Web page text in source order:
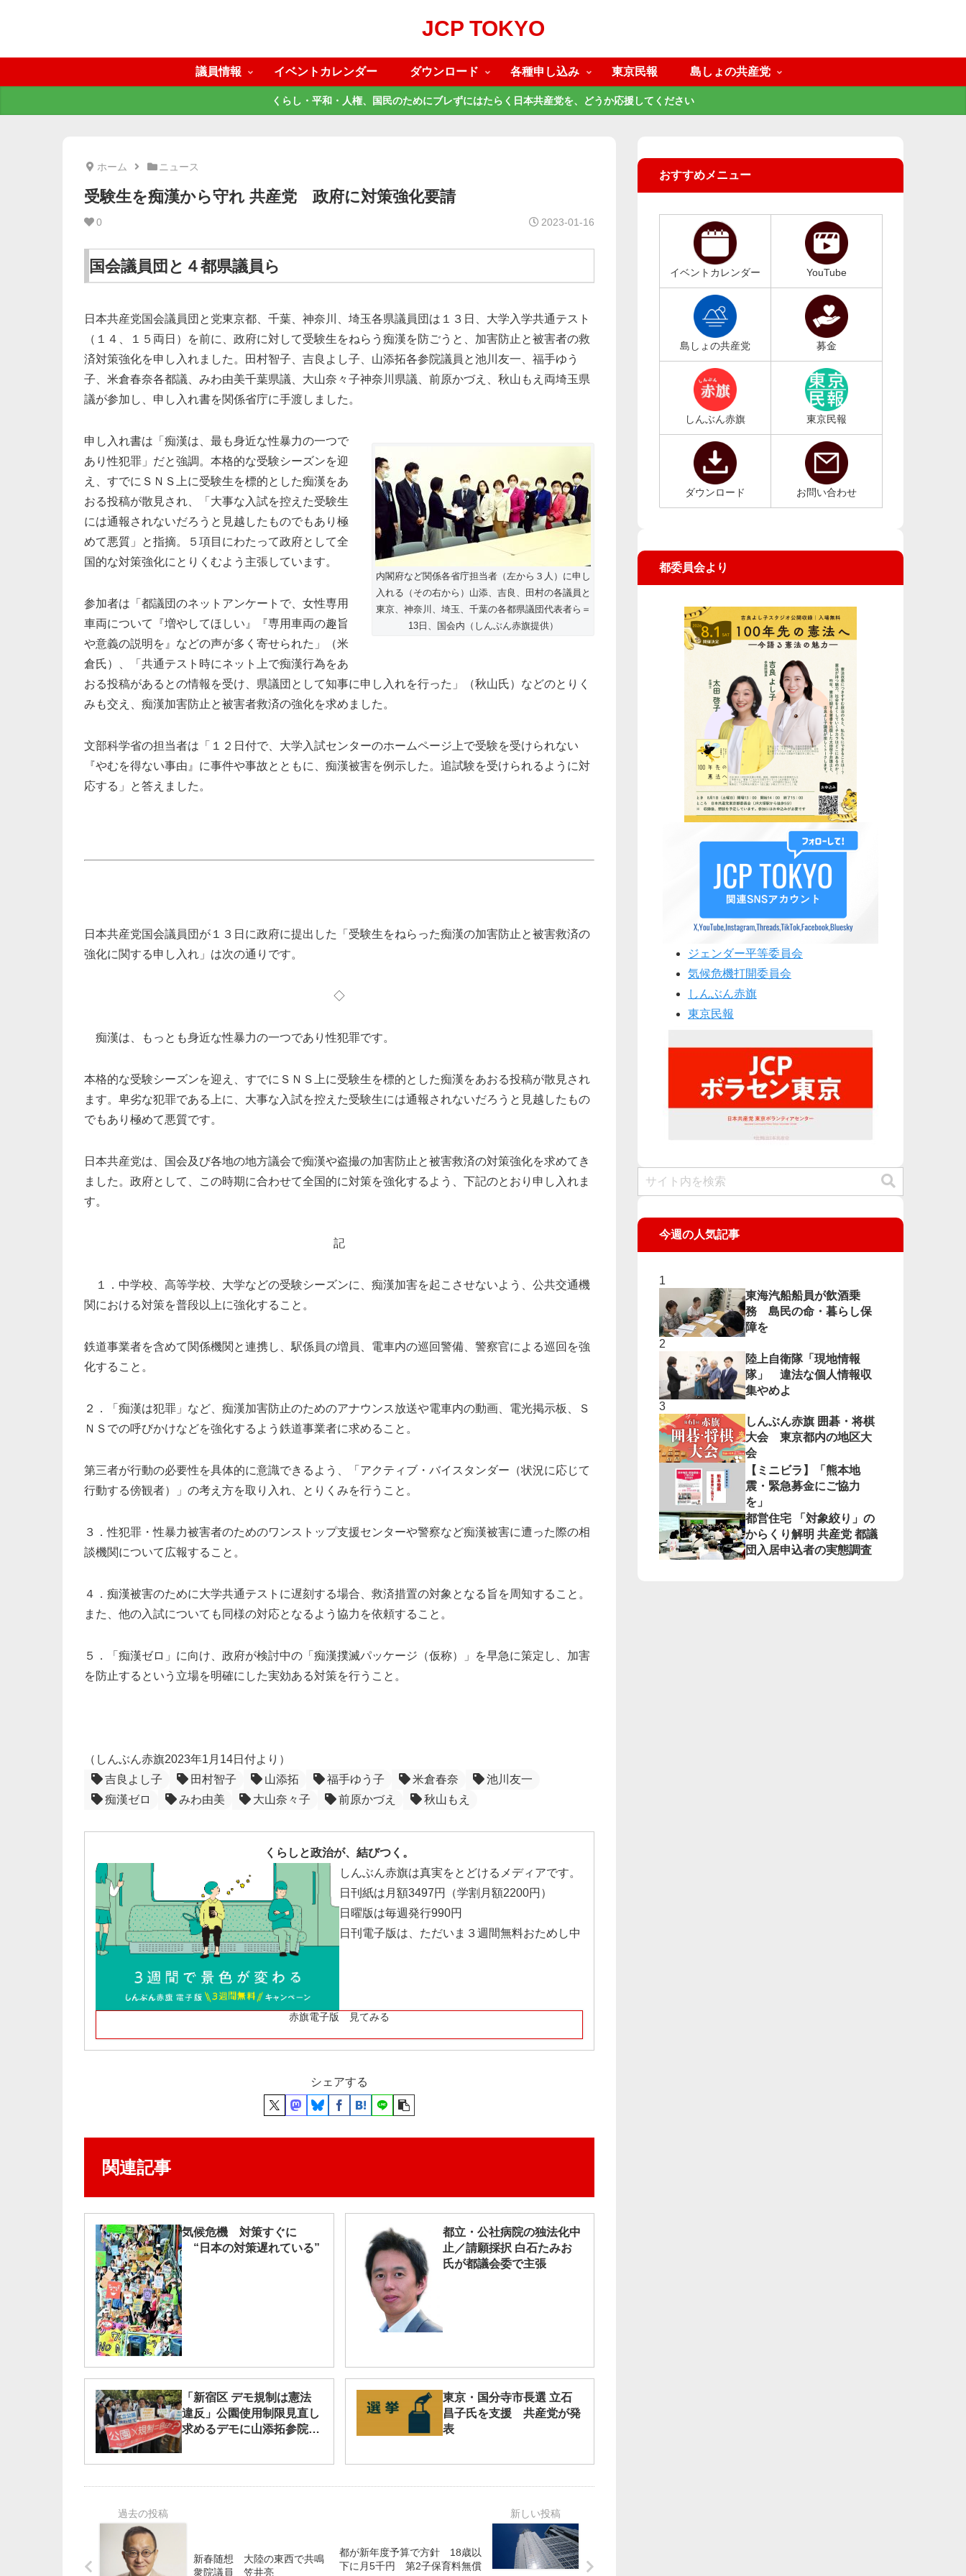
JCP TOKYO
議員情報 イベントカレンダー ダウンロード 各種申し込み 東京民報 島しょの共産党
くらし・平和・人権、国民のためにブレずにはたらく日本共産党を、どうか応援してください
ホーム ニュース
受験生を痴漢から守れ 共産党 政府に対策強化要請
0 2023-01-16
国会議員団と４都県議員ら
日本共産党国会議員団と党東京都、千葉、神奈川、埼玉各県議員団は１３日、大学入学共通テスト
（１４、１５両日）を前に、政府に対して受験生をねらう痴漢を防ごうと、加害防止と被害者の救
済対策強化を申し入れました。田村智子、吉良よし子、山添拓各参院議員と池川友一、福手ゆう
子、米倉春奈各都議、みわ由美千葉県議、大山奈々子神奈川県議、前原かづえ、秋山もえ両埼玉県
議が参加し、申し入れ書を関係省庁に手渡しました。
内閣府など関係各省庁担当者（左から３人）に申し
入れる（その右から）山添、吉良、田村の各議員と
東京、神奈川、埼玉、千葉の各都県議団代表者ら＝
13日、国会内（しんぶん赤旗提供）
申し入れ書は「痴漢は、最も身近な性暴力の一つで
あり性犯罪」だと強調。本格的な受験シーズンを迎
え、すでにＳＮＳ上に受験生を標的とした痴漢をあ
おる投稿が散見され、「大事な入試を控えた受験生
には通報されないだろうと見越したものでもあり極
めて悪質」と指摘。５項目にわたって政府として全
国的な対策強化にとりくむよう主張しています。
参加者は「都議団のネットアンケートで、女性専用
車両について『増やしてほしい』『専用車両の趣旨
や意義の説明を』などの声が多く寄せられた」（米
倉氏）、「共通テスト時にネット上で痴漢行為をあ
おる投稿があるとの情報を受け、県議団として知事に申し入れを行った」（秋山氏）などのとりく
みも交え、痴漢加害防止と被害者救済の強化を求めました。
文部科学省の担当者は「１２日付で、大学入試センターのホームページ上で受験を受けられない
『やむを得ない事由』に事件や事故とともに、痴漢被害を例示した。追試験を受けられるように対
応する」と答えました。
日本共産党国会議員団が１３日に政府に提出した「受験生をねらった痴漢の加害防止と被害救済の
強化に関する申し入れ」は次の通りです。
◇
痴漢は、もっとも身近な性暴力の一つであり性犯罪です。
本格的な受験シーズンを迎え、すでにＳＮＳ上に受験生を標的とした痴漢をあおる投稿が散見され
ます。卑劣な犯罪である上に、大事な入試を控えた受験生には通報されないだろうと見越したもの
でもあり極めて悪質です。
日本共産党は、国会及び各地の地方議会で痴漢や盗撮の加害防止と被害救済の対策強化を求めてき
ました。政府として、この時期に合わせて全国的に対策を強化するよう、下記のとおり申し入れま
す。
記
１．中学校、高等学校、大学などの受験シーズンに、痴漢加害を起こさせないよう、公共交通機
関における対策を普段以上に強化すること。
鉄道事業者を含めて関係機関と連携し、駅係員の増員、電車内の巡回警備、警察官による巡回を強
化すること。
２．「痴漢は犯罪」など、痴漢加害防止のためのアナウンス放送や電車内の動画、電光掲示板、Ｓ
ＮＳでの呼びかけなどを強化するよう鉄道事業者に求めること。
第三者が行動の必要性を具体的に意識できるよう、「アクティブ・バイスタンダー（状況に応じて
行動する傍観者）」の考え方を取り入れ、とりくみを行うこと。
３．性犯罪・性暴力被害者のためのワンストップ支援センターや警察など痴漢被害に遭った際の相
談機関について広報すること。
４．痴漢被害のために大学共通テストに遅刻する場合、救済措置の対象となる旨を周知すること。
また、他の入試についても同様の対応となるよう協力を依頼すること。
５．「痴漢ゼロ」に向け、政府が検討中の「痴漢撲滅パッケージ（仮称）」を早急に策定し、加害
を防止するという立場を明確にした実効ある対策を行うこと。
（しんぶん赤旗2023年1月14日付より）
吉良よし子
田村智子 山添拓 福手ゆう子 米倉春奈
池川友一
痴漢ゼロ
みわ由美 大山奈々子 前原かづえ 秋山もえ
くらしと政治が、結びつく。
しんぶん赤旗は真実をとどけるメディアです。
日刊紙は月額3497円（学割月額2200円）
日曜版は毎週発行990円
日刊電子版は、ただいま３週間無料おためし中
赤旗電子版 見てみる
シェアする
関連記事
気候危機 対策すぐに
“日本の対策遅れている”
都立・公社病院の独法化中
止／請願採択 白石たみお
氏が都議会委で主張
「新宿区 デモ規制は憲法
違反」公園使用制限見直し
求めるデモに山添拓参院議
東京・国分寺市長選 立石
昌子氏を支援 共産党が発
表
新春随想 大陸の東西で共鳴
衆院議員 笠井亮
都が新年度予算で方針 18歳以
下に月5千円 第2子保育料無償
おすすめメニュー
イベントカレンダー YouTube
島しょの共産党 募金
しんぶん赤旗 東京民報
ダウンロード お問い合わせ
都委員会より
ジェンダー平等委員会
気候危機打開委員会
しんぶん赤旗
東京民報
今週の人気記事
東海汽船船員が飲酒乗
務 島民の命・暮らし保
障を
陸上自衛隊「現地情報
隊」 違法な個人情報収
集やめよ
しんぶん赤旗 囲碁・将棋
大会 東京都内の地区大
会
【ミニビラ】「熊本地
震・緊急募金にご協力
を」
都営住宅 「対象絞り」の
からくり解明 共産党 都議
団入居申込者の実態調査